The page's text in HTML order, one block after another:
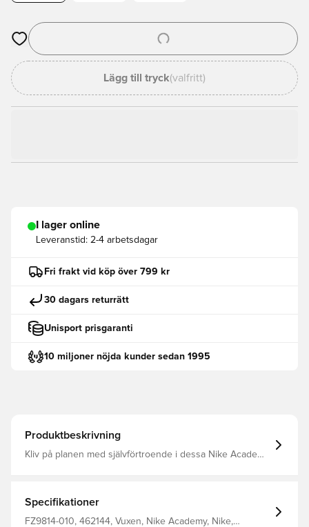
Öppnar en Modal för att logga in eller registrera dig som
Lägg till tryck(valfritt)
I lager online
Leveranstid: 2-4 arbetsdagar
Fri frakt vid köp över 799 kr
30 dagars returrätt
Unisport prisgaranti
10 miljoner nöjda kunder sedan 1995
Produktbeskrivning
Kliv på planen med självförtroende i dessa Nike Academy
snabbtorkande lättviktigt material som leder bort fukt från
kroppen och håller dig torr, bekväm och fokuserad hela
tiden Dragkedja vid anklarna Tillverkad av 100%
Specifikationer
FZ9814-010, 462144, Vuxen, Nike Academy, Nike,